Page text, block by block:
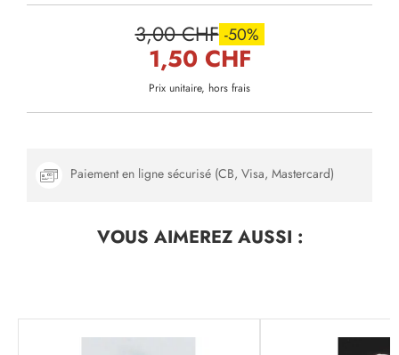
3,00 CHF -50%
1,50 CHF
Prix unitaire, hors frais
Paiement en ligne sécurisé (CB, Visa, Mastercard)
VOUS AIMEREZAUSSI :